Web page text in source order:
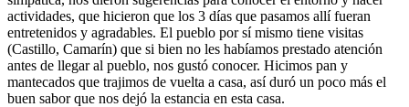
actividades, que hicieron que los 3 días que pasamos allí fueran
entretenidos y agradables. El pueblo por sí mismo tiene visitas
(Castillo, Camarín) que si bien no les habíamos prestado atención
antes de llegar al pueblo, nos gustó conocer. Hicimos pan y
mantecados que trajimos de vuelta a casa, así duró un poco más el
buen sabor que nos dejó la estancia en esta casa.